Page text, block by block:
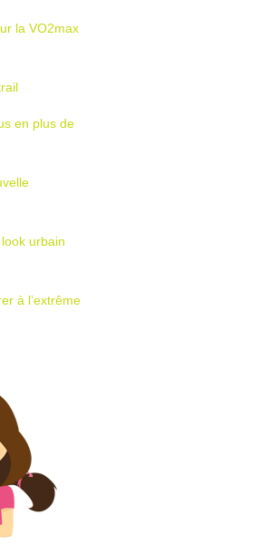
la VO2max
en plus de
urbain
à l’extrême